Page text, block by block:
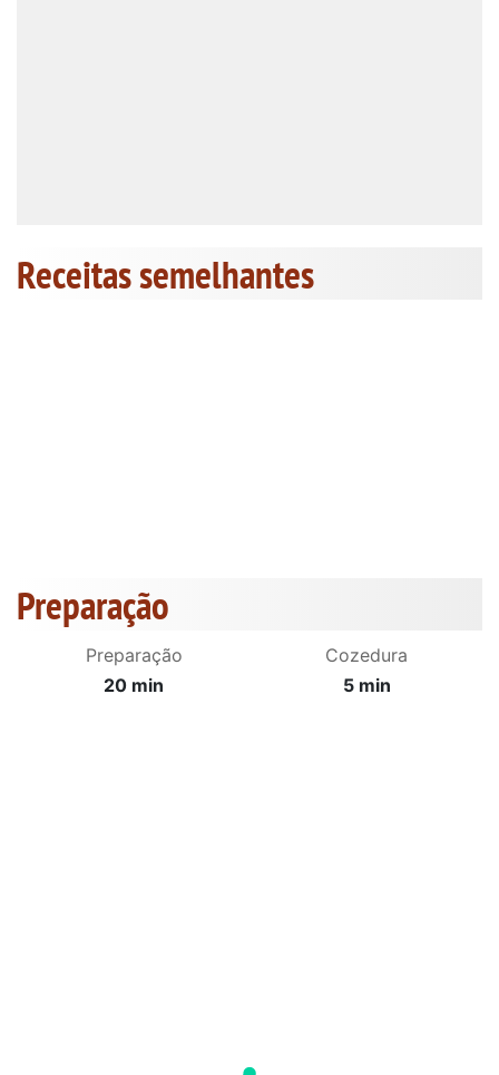
Receitas semelhantes
Preparação
Preparação
20 min
Cozedura
5 min